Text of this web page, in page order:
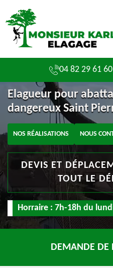
04 82 29 61 60
Elagueur pour
dangereux Saint
NOS RÉALISATIONS NOUS
DEVIS ET
TOUT LE
Horraire : 7h-18h du
DEMANDE DE